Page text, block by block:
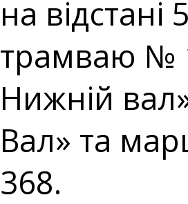
на відстані
трамваю №
Нижній
Вал» та